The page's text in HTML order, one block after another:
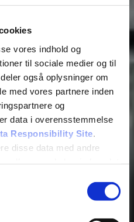
vores indhold og
til sociale medier og til
også oplysninger om
med vores partnere inden
og
data i overensstemmelse
Responsibility Site
disse data med andre
elev
på 91 %